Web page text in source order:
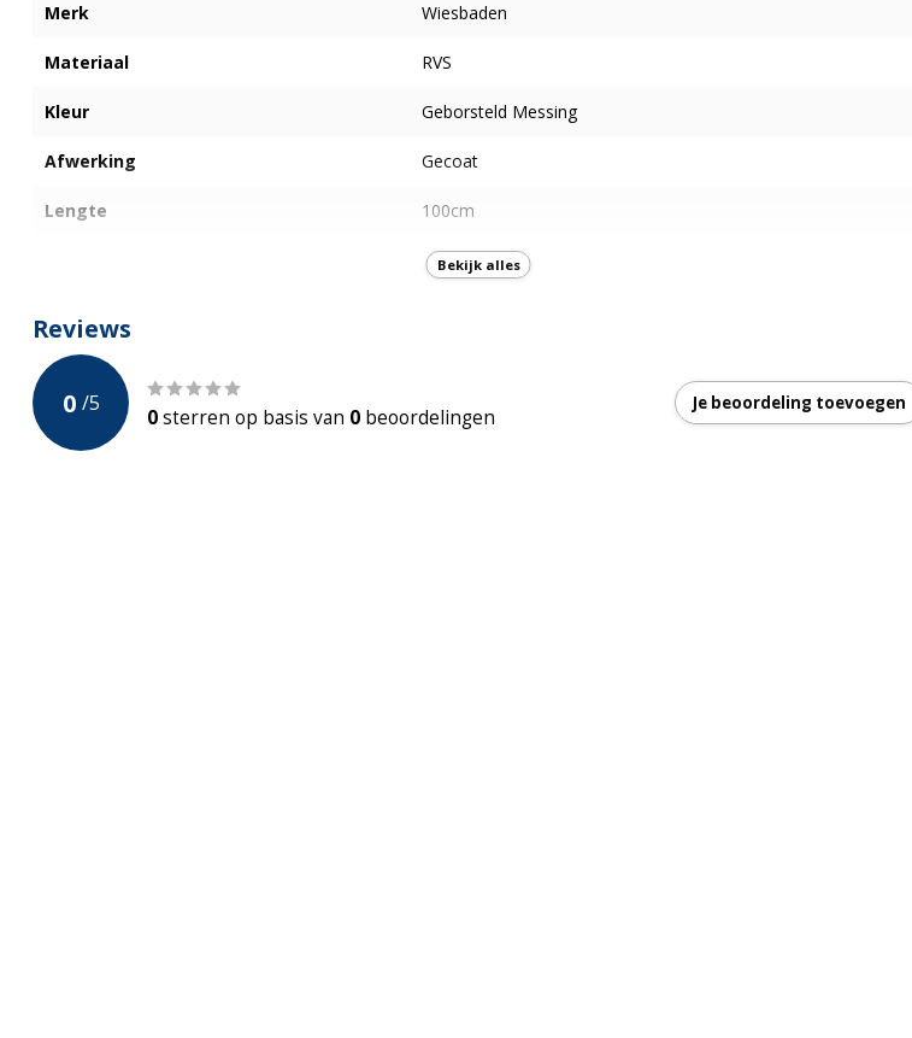
Merk Wiesbaden
Materiaal RVS
Kleur Geborsteld Messing
Afwerking Gecoat
Lengte 100cm
7cm
Incl. Flens
Met Sifon Ja, uitneembaar
Met Haarfilter
Bekijk alles
Reviews
0 /5
0sterren op basis van 0 beoordelingen
Je beoordeling toevoegen